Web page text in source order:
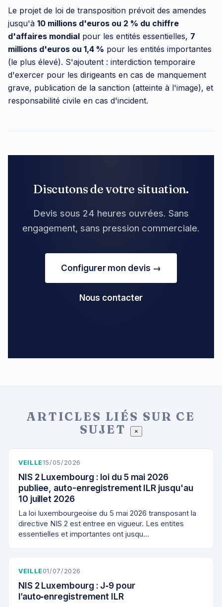
Le projet de loi de transposition prévoit des amendes
jusqu'à 10 millions d'euros ou 2 % du chiffre
d'affaires mondial pour les entités essentielles, 7
millions d'euros ou 1,4 % pour les entités importantes
(le plus élevé). S'ajoutent : interdiction temporaire
d'exercer pour les dirigeants en cas de manquement
grave, publication de la sanction (atteinte à l'image), et
responsabilité civile en cas d'incident.
Discutons de votre situation.
Devis sous 24 heures ouvrées. Sans
engagement, sans pression commerciale.
Configurer mon devis →
Nous contacter
ARTICLES LIÉS SUR CE
SUJET
×
VEILLE15/05/2026
NIS 2 Luxembourg : loi du 5 mai 2026
publiee, auto-enregistrement ILR jusqu'au
10 juillet 2026
La loi luxembourgeoise du 5 mai 2026 transposant la
directive NIS 2 est entree en vigueur. Les entites
essentielles et importantes ont jusqu…
VEILLE 01/07/2026
NIS 2 Luxembourg : J‑9 pour
l’auto‑enregistrement ILR